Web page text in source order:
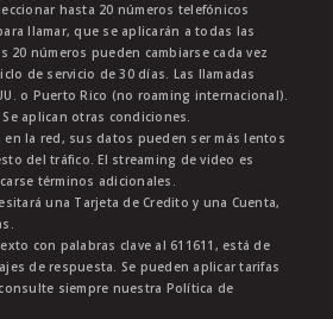
hasta 20 números telefónicos
llamar, que se aplicarán a todas las
20 números pueden cambiarse cada vez
de servicio de 30 días. Las llamadas
o Puerto Rico (no roaming internacional).
aplican otras condiciones.
en la red, sus datos pueden ser más lentos
del tráfico. El streaming de video es
términos adicionales.
una Tarjeta de Credito y una Cuenta,
con palabras clave al 611611, está de
de respuesta. Se pueden aplicar tarifas
siempre nuestra Política de